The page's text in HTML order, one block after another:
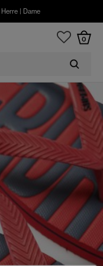
Herre| Dame
0